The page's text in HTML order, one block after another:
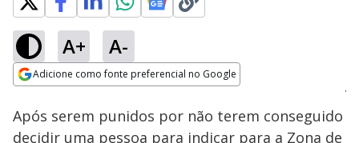
A+ A-
Adicione como fonte preferencial no Google
Ativar
Loaded:
53.61%
Após serem punidos por não terem conseguido
decidir uma pessoa para indicar para a Zona de